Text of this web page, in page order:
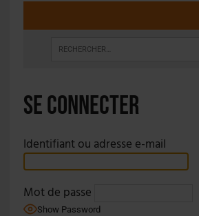
Se connecter
Identifiant ou adresse e-mail
Mot de passe
Show Password